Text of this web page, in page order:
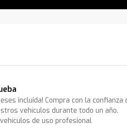
incluida! Compra con la confianza
vehículos durante todo un año.
de uso profesional